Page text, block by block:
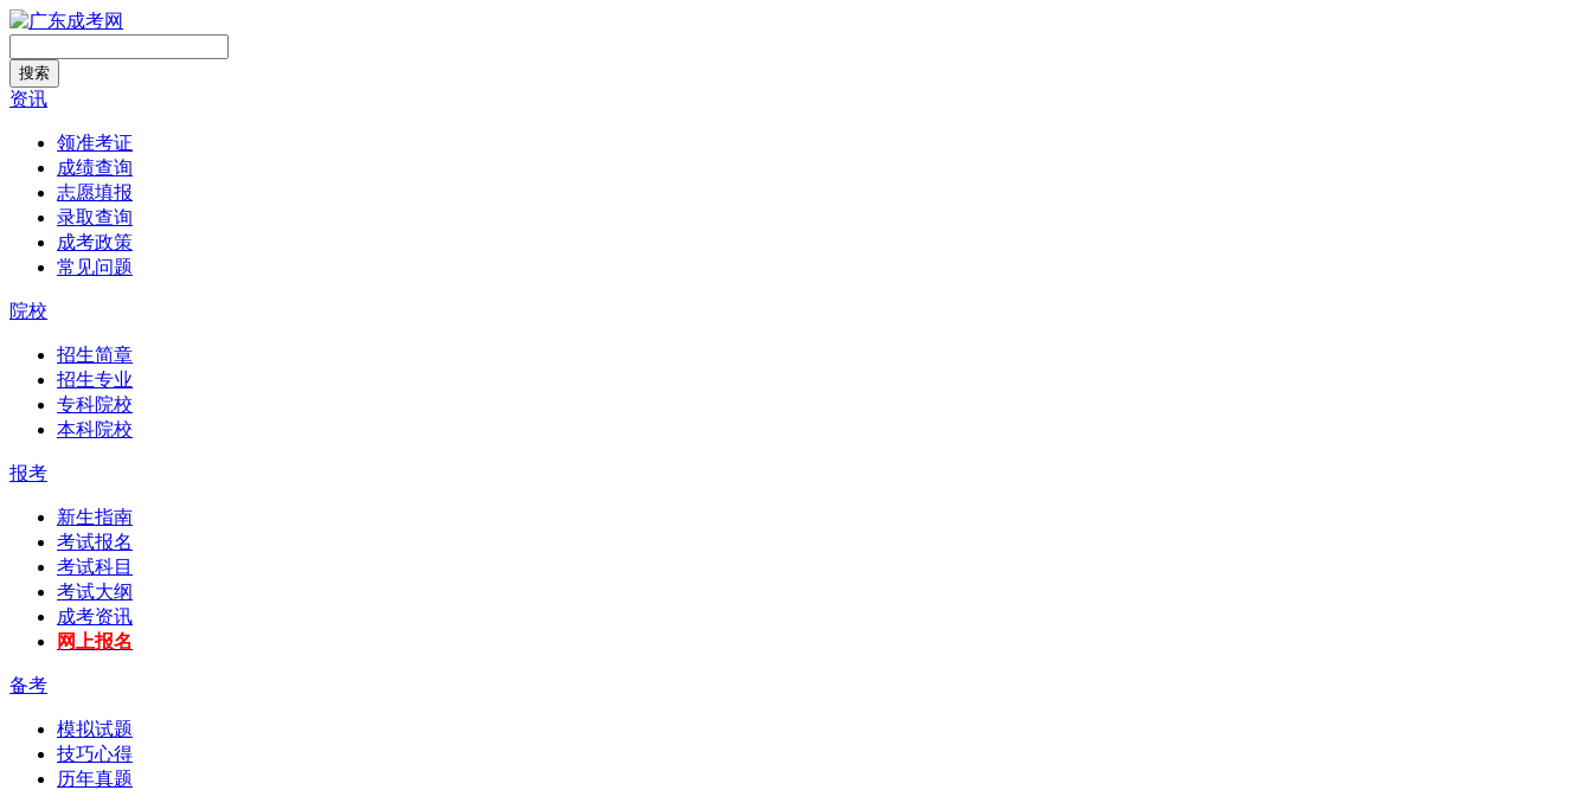
搜索
资讯
领准考证
成绩查询
志愿填报
录取查询
成考政策
常见问题
院校
招生简章
招生专业
专科院校
本科院校
报考
新生指南
考试报名
考试科目
考试大纲
成考资讯
网上报名
备考
模拟试题
技巧心得
历年真题